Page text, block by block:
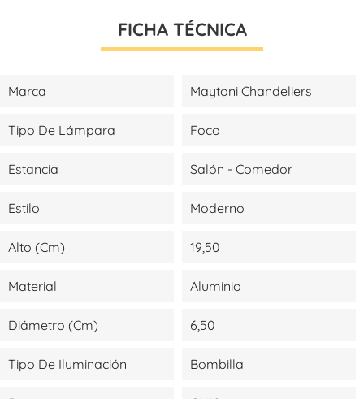
FICHA TÉCNICA
Marca Maytoni Chandeliers
Tipo De Lámpara Foco
Estancia Salón - Comedor
Estilo Moderno
Alto (cm) 19,50
Material Aluminio
Diámetro (cm) 6,50
Tipo De Iluminación Bombilla